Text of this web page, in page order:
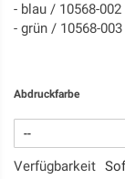
- blau / 10568-
- grün / 10568-
Abdruckfarbe
Verfügbarkeit